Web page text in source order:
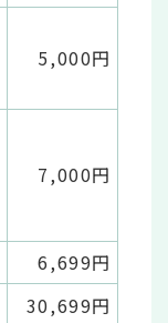
5,000円
7,000円
6,699円
30,699円